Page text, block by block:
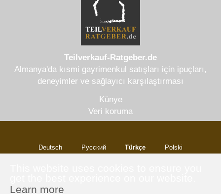
Learn more
Teilverkauf-Ratgeber.de
Almanya'da kısmi gayrimenkul satışları için ipuçları,
deneyimler ve sağlayıcı karşılaştırması
Künye
Veri koruma
Deutsch Русский Türkçe
Polski